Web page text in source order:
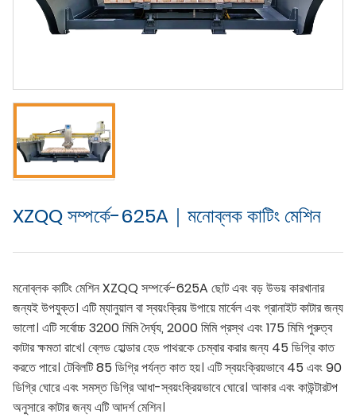
XZQQ সম্পর্কে-625A｜মনোব্লক কাটিং মেশিন
মনোব্লক কাটিং মেশিন XZQQ সম্পর্কে-625A ছোট এবং বড় উভয় কারখানার
জন্যই উপযুক্ত। এটি ম্যানুয়াল বা স্বয়ংক্রিয় উপায়ে মার্বেল এবং গ্রানাইট কাটার জন্য
ভালো। এটি সর্বোচ্চ 3200 মিমি দৈর্ঘ্য, 2000 মিমি প্রস্থ এবং 175 মিমি পুরুত্ব
কাটার ক্ষমতা রাখে। ব্লেড হোল্ডার হেড পাথরকে চেম্বার করার জন্য 45 ডিগ্রি কাত
করতে পারে। টেবিলটি 85 ডিগ্রি পর্যন্ত কাত হয়। এটি স্বয়ংক্রিয়ভাবে 45 এবং 90
ডিগ্রি ঘোরে এবং সমস্ত ডিগ্রি আধা-স্বয়ংক্রিয়ভাবে ঘোরে। আকার এবং কাউন্টারটপ
অনুসারে কাটার জন্য এটি আদর্শ মেশিন।